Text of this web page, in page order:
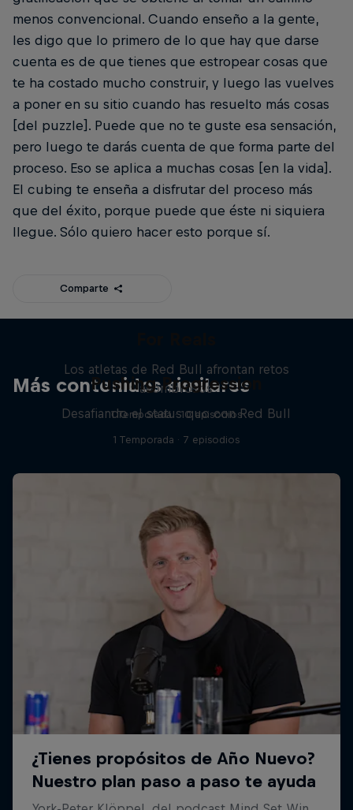
menos convencional. Cuando enseño a la gente,
les digo que lo primero de lo que hay que darse
cuenta es de que tienes que estropear cosas que
te ha costado mucho construir, y luego las vuelves
a poner en su sitio cuando has resuelto más cosas
[del puzzle]. Puede que no te guste esa sensación,
pero luego te darás cuenta de que forma parte del
proceso. Eso se aplica a muchas cosas [en la vida].
El cubing te enseña a disfrutar del proceso más
que del éxito, porque puede que éste ni siquiera
llegue. Sólo quiero hacer esto porque sí.
Comparte
Más contenidos similares
Los atletas de Red Bull afrontan retos
asombrosos
1 Temporada · 10 episodios
Pushing Progression
Desafiando el status quo con Red Bull
1 Temporada · 7 episodios